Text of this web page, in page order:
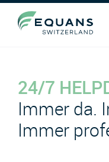
24/7
Immer da.
Immer